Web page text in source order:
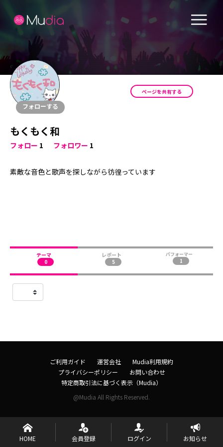
フォローする
もくもく和
フォロー 1 フォロワー 1
素敵な音色と歌声を探しながら彷徨っています
ページを共有する
テーマ
0
レポート
5
パフォーマー
1
ご利用ガイド 運営会社
Mudia利用規約
プライバシーポリシー
お問い合わせ
特定商取引法に基づく表示（Mudia）
@Mudia All Rights Reserved.
HOME 会員登録 ログイン お知らせ